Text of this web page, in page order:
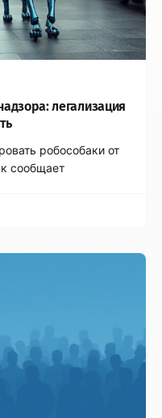
легализация
робособаки от
сообщает